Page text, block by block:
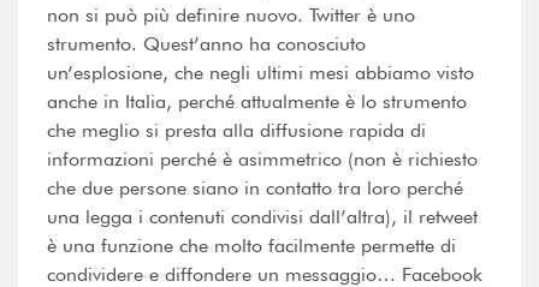
non si può più definire nuovo. Twitter è uno
strumento. Quest’anno ha conosciuto
un’esplosione, che negli ultimi mesi abbiamo visto
anche in Italia, perché attualmente è lo strumento
che meglio si presta alla diffusione rapida di
informazioni perché è asimmetrico (non è richiesto
che due persone siano in contatto tra loro perché
una legga i contenuti condivisi dall’altra), il retweet
è una funzione che molto facilmente permette di
condividere e diffondere un messaggio… Facebook